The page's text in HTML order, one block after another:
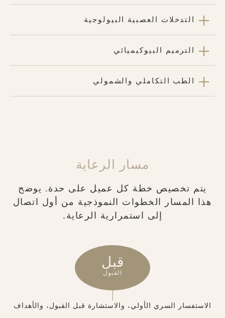
التدخلات العصبية البيولوجية
الترميم البيوكيميائي
الطب التكاملي والشمولي
مسار الرعاية
يتم تخصيص خطة كل عميل على حدة. يوضح
هذا المسار الخطوات النموذجية من أول اتصال
إلى استمرارية الرعاية.
قبل
القبول
الاستفسار السري الأولي، والاستشارة قبل القبول، والأهداف